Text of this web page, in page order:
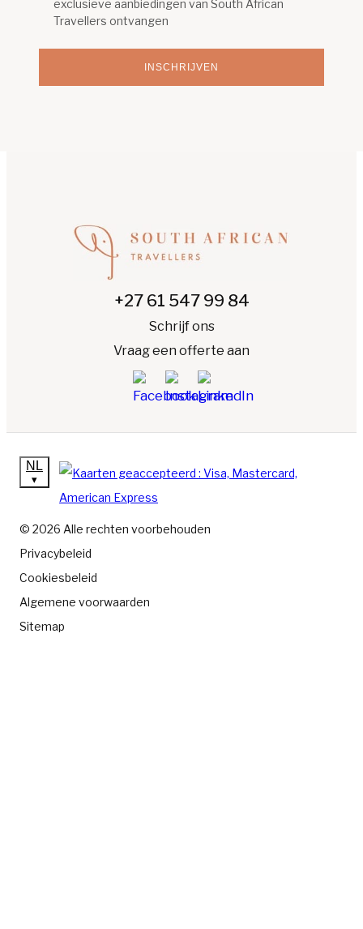
INSCHRIJVEN
exclusieve aanbiedingen van South African
Travellers ontvangen
+27 61 547 99 84
Schrijf ons
Vraag een offerte aan
© 2026 Alle rechten voorbehouden
Privacybeleid
Cookiesbeleid
Algemene voorwaarden
Sitemap
NL
▾